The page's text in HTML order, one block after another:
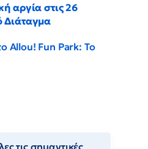
αργία στις 26
Διάταγμα
Allou! Fun Park: Το
τις σημαντικές